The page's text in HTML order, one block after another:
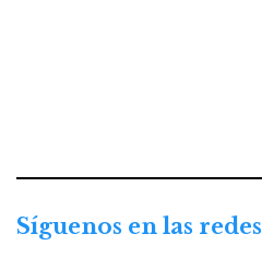
Síguenos en las redes